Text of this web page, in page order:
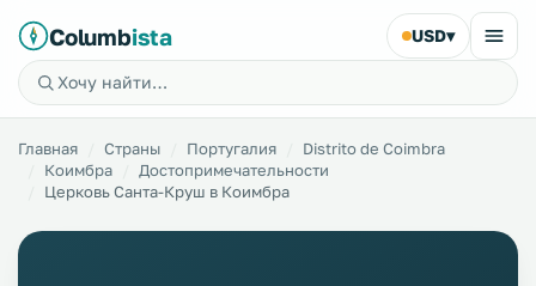
Columbista USD▾
Главная Страны Португалия
Distrito de Coimbra
Коимбра
Достопримечательности
Церковь Санта-Круш в Коимбра